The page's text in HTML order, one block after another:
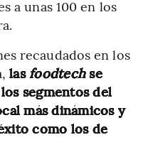
a unas 100 en los
recaudados en los
lasfoodtechse
segmentos del
más dinámicos y
como los de